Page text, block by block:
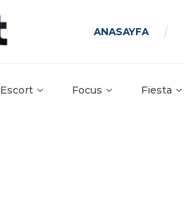
ANASAYFA
Escort Focus Fiesta